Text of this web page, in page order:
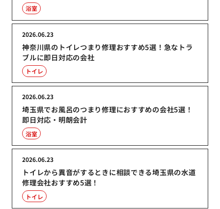
浴室
神奈川県のトイレつまり修理おすすめ5選！急なトラ
ブルに即日対応の会社
2026.06.23
トイレ
埼玉県でお風呂のつまり修理におすすめの会社5選！
即日対応・明朗会計
2026.06.23
浴室
トイレから異音がするときに相談できる埼玉県の水道
修理会社おすすめ5選！
2026.06.23
トイレ